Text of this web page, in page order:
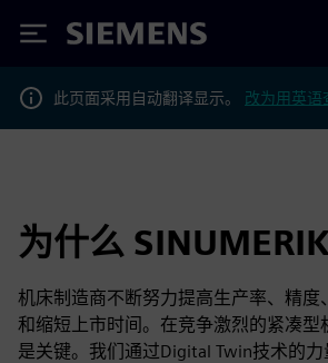
Siemens
此页面采用自动翻译显示。 改为用英语
为什么
机床制造商不断努力提高生产率、精度
和缩短上市时间。在竞争激烈的紧凑型
是关键。我们通过Digital Twin技术的